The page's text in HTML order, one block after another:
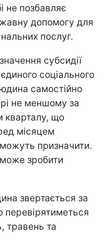
не позбавляє
допомогу для
послуг.
субсидії
соціального
самостійно
не меншому за
кварталу, що
місяцем
призначити.
зробити
звертається за
перевірятиметься
травень та